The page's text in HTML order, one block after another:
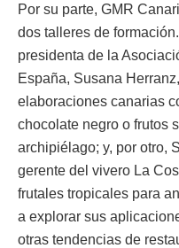
Por su parte, GMR
dos talleres de
presidenta de la
España, Susana
elaboraciones canarias
chocolate negro o frutos
archipiélago; y, por otro,
gerente del vivero La
frutales tropicales para
a explorar sus
otras tendencias de